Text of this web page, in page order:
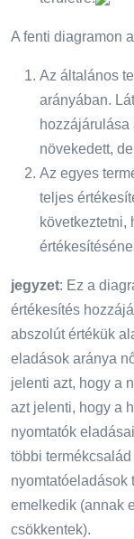
A fenti diagramon
Az általános
arányában.
növekedett,
Az egyes
teljes
következtetni,
jegyzet: Ez a
értékesítés
abszolút értékük
eladások aránya
jelenti azt, hogy a
azt jelenti, hogy a
nyomtatók
többi
nyomtatóeladások
emelkedik (annak
csökkentek).